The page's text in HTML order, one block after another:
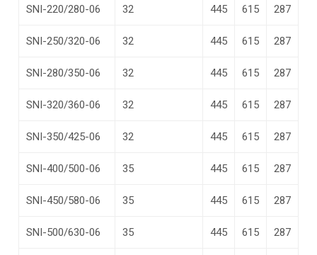
SNI-220/280-06 32 445 615 287
SNI-250/320-06 32 445 615 287
SNI-280/350-06 32 445 615 287
SNI-320/360-06 32 445 615 287
SNI-350/425-06 32 445 615 287
SNI-400/500-06 35 445 615 287
SNI-450/580-06 35 445 615 287
SNI-500/630-06 35 445 615 287